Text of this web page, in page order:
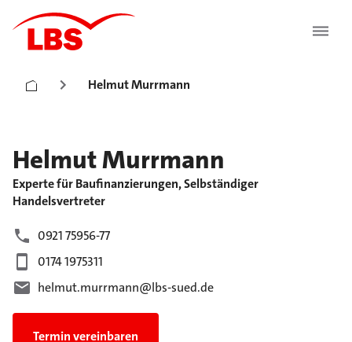
Helmut Murrmann
HelmutMurrmann
Experte für Baufinanzierungen, Selbständiger
Handelsvertreter
0921 75956-77
0174 1975311
helmut.murrmann@lbs-sued.de
Termin vereinbaren